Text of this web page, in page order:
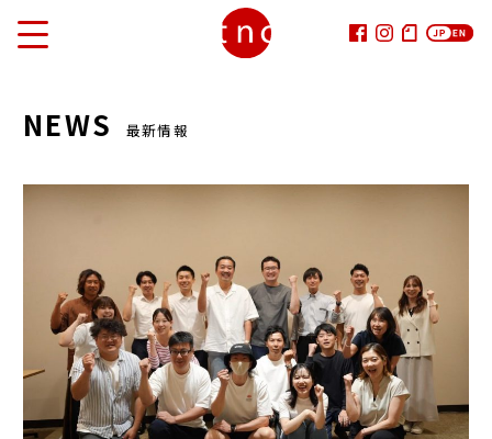
VISION
ASIA Trend Lab.
FOODIAL
SDGs Voice & Eyes
MAISON DE TSUYUKI
NEWS 最新情報